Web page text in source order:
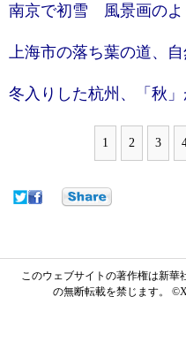
南京で初雪 風景画のよ
上海市の落ち葉の道、
冬入りした杭州、「秋
1 2 3
このウェブサイトの著作権は新華
の無断転載を禁じます。